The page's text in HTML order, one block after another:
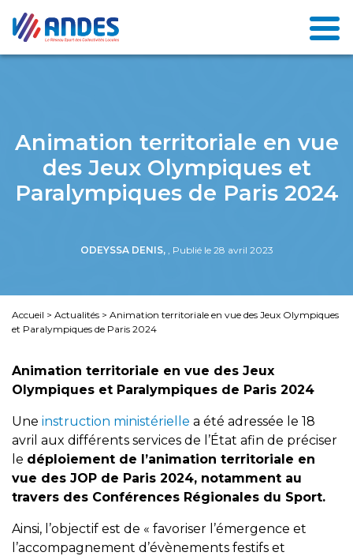
Animation territoriale en vue
des Jeux Olympiques et
Paralympiques de Paris 2024
ODEYSSA DENIS, , Publié le 28 avril 2023
Accueil > Actualités > Animation territoriale en vue des Jeux Olympiques
et Paralympiques de Paris 2024
Animation territoriale en vue des Jeux
Olympiques et Paralympiques de Paris 2024
Une instruction ministérielle a été adressée le 18
avril aux différents services de l’État afin de préciser
le déploiement de l’animation territoriale en
vue des JOP de Paris 2024, notamment au
travers des Conférences Régionales du Sport.
Ainsi, l’objectif est de « favoriser l’émergence et
l’accompagnement d’évènements festifs et